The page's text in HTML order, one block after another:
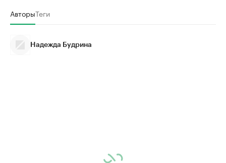
АвторыТеги
Надежда Будрина